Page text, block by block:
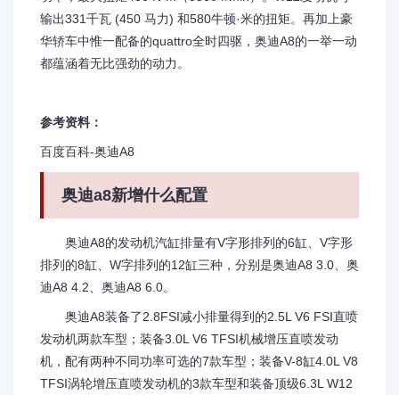
输出331千瓦 (450 马力) 和580牛顿·米的扭矩。再加上豪
华轿车中惟一配备的quattro全时四驱，奥迪A8的一举一动
都蕴涵着无比强劲的动力。
参考资料：
百度百科-奥迪A8
奥迪a8新增什么配置
奥迪A8的发动机汽缸排量有V字形排列的6缸、V字形
排列的8缸、W字排列的12缸三种，分别是奥迪A8 3.0、奥
迪A8 4.2、奥迪A8 6.0。
奥迪A8装备了2.8FSI减小排量得到的2.5L V6 FSI直喷
发动机两款车型；装备3.0L V6 TFSI机械增压直喷发动
机，配有两种不同功率可选的7款车型；装备V-8缸4.0L V8
TFSI涡轮增压直喷发动机的3款车型和装备顶级6.3L W12